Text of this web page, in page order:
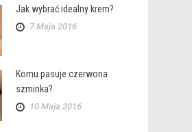
Jak wybrać idealny krem?
7 Maja 2016
Komu pasuje czerwona
szminka?
10 Maja 2016